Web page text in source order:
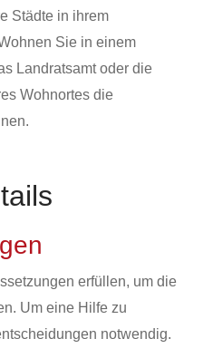
Städte in ihrem
Sie in einem
Landratsamt oder die
Wohnortes die
erfüllen, um die
Um eine Hilfe zu
notwendig.